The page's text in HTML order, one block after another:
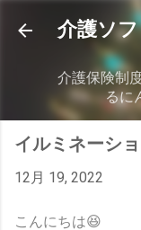
スキップ
介護ソ
介護保険制
るに
イルミネーシ
12月 19, 2022
こんにちは😆